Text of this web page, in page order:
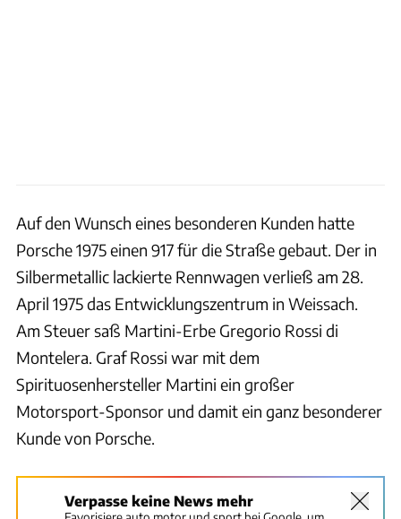
Auf den Wunsch eines besonderen Kunden hatte
Porsche 1975 einen 917 für die Straße gebaut. Der in
Silbermetallic lackierte Rennwagen verließ am 28.
April 1975 das Entwicklungszentrum in Weissach.
Am Steuer saß Martini-Erbe Gregorio Rossi di
Montelera. Graf Rossi war mit dem
Spirituosenhersteller Martini ein großer
Motorsport-Sponsor und damit ein ganz besonderer
Kunde von Porsche.
Verpasse keine News mehr